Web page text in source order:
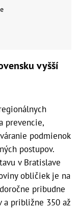
vyšší
prevencie,
podmienok
postupov.
v Bratislave
obličiek je na
pribudne
a približne 350 až